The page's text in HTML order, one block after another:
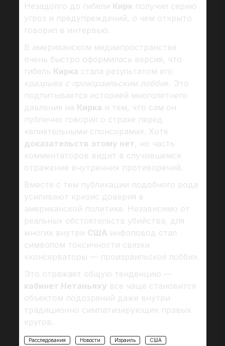
Незадолго до гибели Киркполучил серию
угроз и предупреждений, о чем открыто
говорил в интервью.
В американском медиапространстве
очень быстро оформилась версия, что
гибель Кирка стала результатом его
«разрыва с произраильским лобби». Это
подпитывается историей многолетнего
давления на Кирка и тем, что сам он
публично говорил о страхе перед
«влиятельными спонсорами». Хотя
доказательств этому нет, но часть
комментаторов видит в случившемся
отражение внутренних противоречий.
Вместе с тем публикации подобного рода
усиливают кризис доверия в
американской политике. Независимо от
реальных обстоятельств убийства, для
многих внутри США инфоповод стал
символом токсичности связки
«консерваторы — произраильское лобби».
Это отражает общую тенденцию —
кабинет Нетаньяху все чаще становится
объектом подозрений даже внутри
традиционно симпатизирующих правых
кругов.
Расследования Новости Израиль США